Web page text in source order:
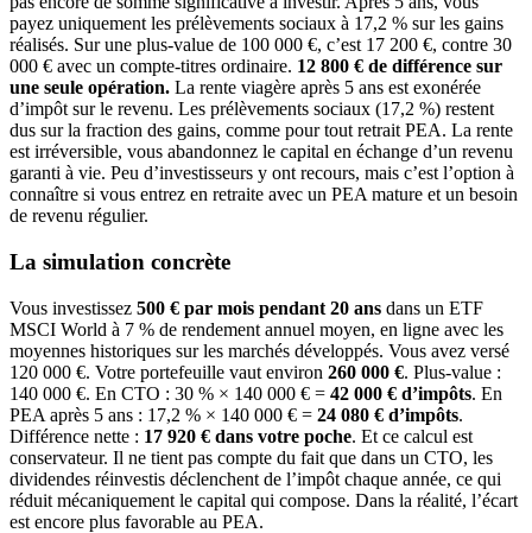
payez uniquement les prélèvements sociaux à 17,2 % sur les gains
réalisés. Sur une plus-value de 100 000 €, c’est 17 200 €, contre 30
000 € avec un compte-titres ordinaire. 12 800 € de différence sur
une seule opération. La rente viagère après 5 ans est exonérée
d’impôt sur le revenu. Les prélèvements sociaux (17,2 %) restent
dus sur la fraction des gains, comme pour tout retrait PEA. La rente
est irréversible, vous abandonnez le capital en échange d’un revenu
garanti à vie. Peu d’investisseurs y ont recours, mais c’est l’option à
connaître si vous entrez en retraite avec un PEA mature et un besoin
de revenu régulier.
La simulation concrète
Vous investissez 500 € par mois pendant 20 ans dans un ETF
MSCI World à 7 % de rendement annuel moyen, en ligne avec les
moyennes historiques sur les marchés développés. Vous avez versé
120 000 €. Votre portefeuille vaut environ 260 000 €. Plus-value :
140 000 €. En CTO : 30 % × 140 000 € = 42 000 € d’impôts. En
PEA après 5 ans : 17,2 % × 140 000 € = 24 080 € d’impôts.
Différence nette : 17 920 € dans votre poche. Et ce calcul est
conservateur. Il ne tient pas compte du fait que dans un CTO, les
dividendes réinvestis déclenchent de l’impôt chaque année, ce qui
réduit mécaniquement le capital qui compose. Dans la réalité, l’écart
est encore plus favorable au PEA.